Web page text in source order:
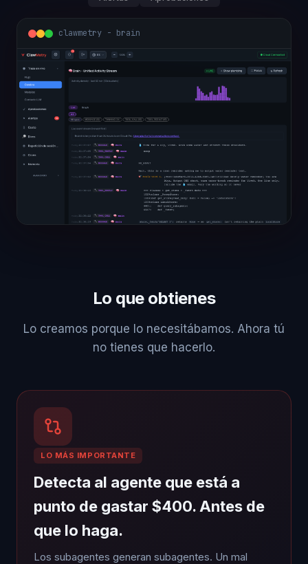
clawmetry - overview
Lo que obtienes
Lo creamos porque lo necesitábamos. Ahora tú
no tienes que hacerlo.
LO MÁS IMPORTANTE
Detecta al agente que está a
punto de gastar $400. Antes de
que lo haga.
Los subagentes generan subagentes. Un mal